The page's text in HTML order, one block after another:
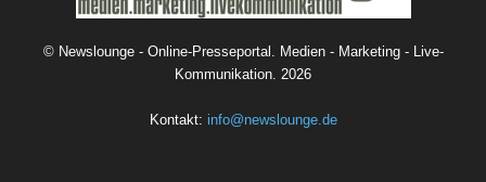
© Newslounge - Online-Presseportal. Medien - Marketing - Live-
Kommunikation. 2026
Kontakt: info@newslounge.de